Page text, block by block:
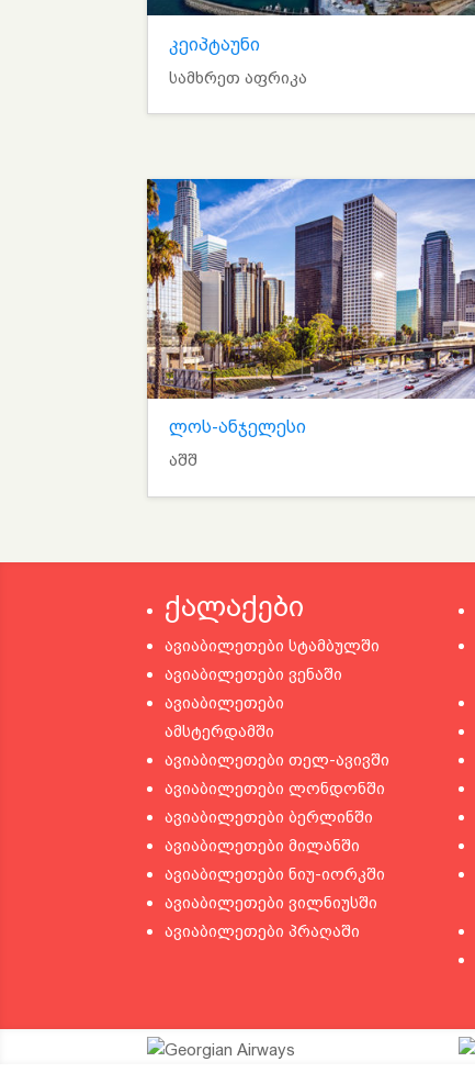
კეიპტაუნი
სამხრეთ აფრიკა
ლოს-ანჯელესი
აშშ
ქალაქები
ავიაბილეთები სტამბულში
ავიაბილეთები ვენაში
ავიაბილეთები
ამსტერდამში
ავიაბილეთები თელ-ავივში
ავიაბილეთები ლონდონში
ავიაბილეთები ბერლინში
ავიაბილეთები მილანში
ავიაბილეთები ნიუ-იორკში
ავიაბილეთები ვილნიუსში
ავიაბილეთები პრაღაში